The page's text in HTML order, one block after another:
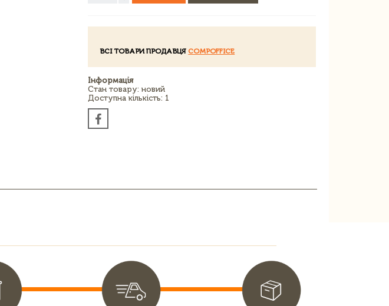
ВСІ ТОВАРИ ПРОДАВЦЯCOMPOFFICE
Інформація
Стан товару: новий
Доступна кількість: 1